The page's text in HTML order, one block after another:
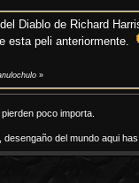
Diablo de Richard
esta peli anteriormente.
»
poco importa.
del mundo aqui